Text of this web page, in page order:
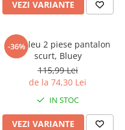
VEZI VARIANTE
-36%
Compleu 2 piese pantalon
scurt, Bluey
115,99 Lei
de la 74,30 Lei
IN STOC
VEZI VARIANTE